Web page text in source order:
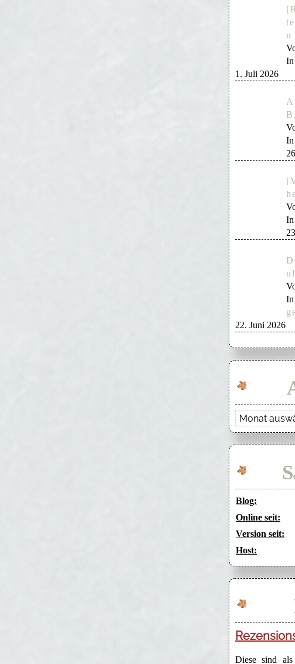
u
In
1. Juli 2026
In
In
In
22. Juni 2026
Archiv
S
Blog:
Online seit:
Version seit:
Host:
Diese sind als